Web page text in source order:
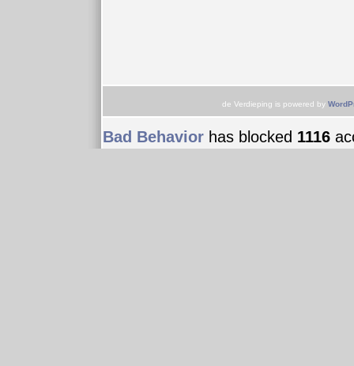
de Verdieping is powered by
Bad Behavior has blocked 1116